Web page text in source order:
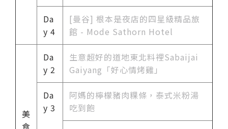
Da
y 4
[曼谷] 根本是夜店的四星級精品旅
館 - Mode Sathorn Hotel
美
食
Da
y 2
生意超好的道地東北料裡Sabaijai
Gaiyang「好心情烤雞」
Da
y 3
阿媽的檸檬豬肉粿條，泰式米粉湯
吃到飽